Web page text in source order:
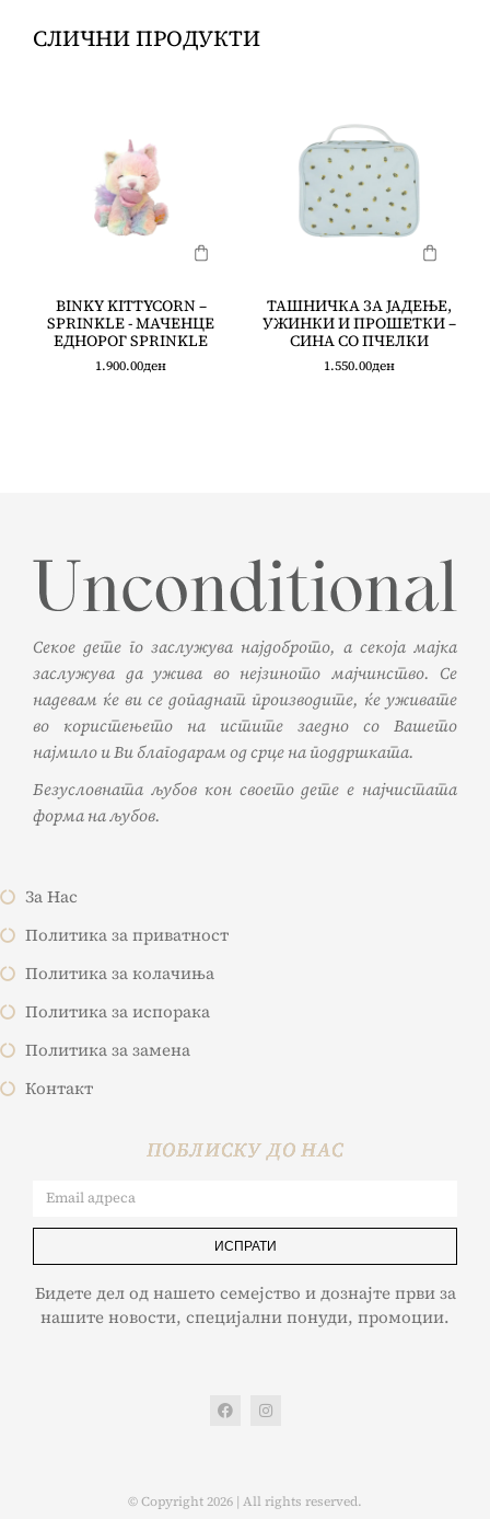
СЛИЧНИ ПРОДУКТИ
BINKY KITTYCORN –
SPRINKLE - МАЧЕНЦЕ
ЕДНОРОГ SPRINKLE
1.900.00ден
ТАШНИЧКА ЗА ЈАДЕЊЕ,
УЖИНКИ И ПРОШЕТКИ –
СИНА СО ПЧЕЛКИ
1.550.00ден
Секое дете го заслужува најдоброто, а секоја мајка
заслужува да ужива во нејзиното мајчинство. Се
надевам ќе ви се допаднат производите, ќе уживате
во користењето на истите заедно со Вашето
најмило и Ви благодарам од срце на поддршката.
Безусловната љубов кон своето дете е најчистата
форма на љубов.
За Нас
Политика за приватност
Политика за колачиња
Политика за испорака
Политика за замена
Контакт
ПОБЛИСКУ ДО НАС
ИСПРАТИ
Бидете дел од нашето семејство и дознајте први за
нашите новости, специјални понуди, промоции.
© Copyright 2026 | All rights reserved.